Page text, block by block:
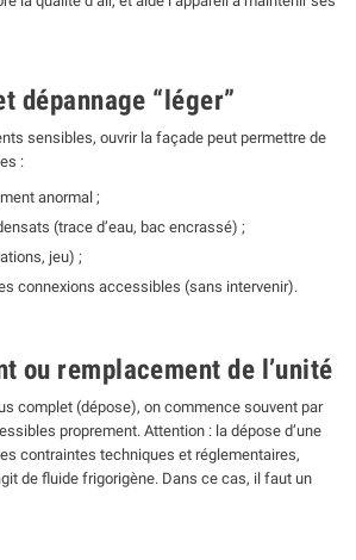
dépannage “léger”
sensibles, ouvrir la façade peut permettre de
:
anormal ;
(trace d’eau, bac encrassé) ;
jeu) ;
connexions accessibles (sans intervenir).
ou remplacement de l’unité
complet (dépose), on commence souvent par
proprement. Attention : la dépose d’une
contraintes techniques et réglementaires,
de fluide frigorigène. Dans ce cas, il faut un